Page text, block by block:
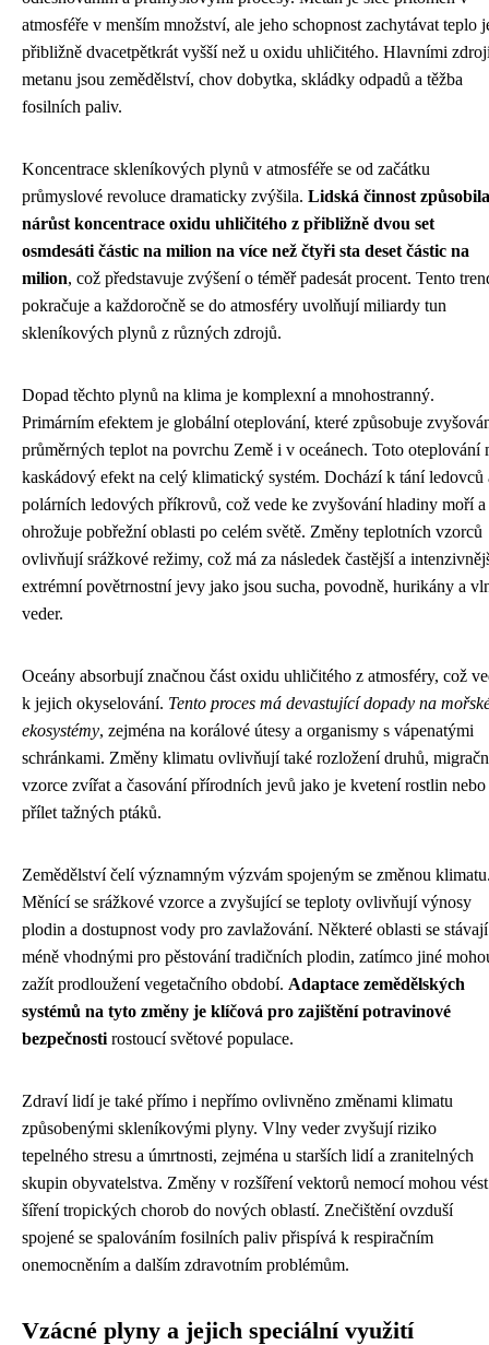
atmosféře v menším množství, ale jeho schopnost zachytávat teplo
přibližně dvacetpětkrát vyšší než u oxidu uhličitého. Hlavními
metanu jsou zemědělství, chov dobytka, skládky odpadů a těžba
fosilních paliv.
Koncentrace skleníkových plynů v atmosféře se od začátku
průmyslové revoluce dramaticky zvýšila. Lidská činnost způsobila
nárůst koncentrace oxidu uhličitého z přibližně dvou set
osmdesáti částic na milion na více než čtyři sta deset částic na
milion, což představuje zvýšení o téměř padesát procent. Tento
pokračuje a každoročně se do atmosféry uvolňují miliardy tun
skleníkových plynů z různých zdrojů.
Dopad těchto plynů na klima je komplexní a mnohostranný.
Primárním efektem je globální oteplování, které způsobuje
průměrných teplot na povrchu Země i v oceánech. Toto oteplování
kaskádový efekt na celý klimatický systém. Dochází k tání ledovců
polárních ledových příkrovů, což vede ke zvyšování hladiny moří a
ohrožuje pobřežní oblasti po celém světě. Změny teplotních vzorců
ovlivňují srážkové režimy, což má za následek častější a
extrémní povětrnostní jevy jako jsou sucha, povodně, hurikány a
veder.
Oceány absorbují značnou část oxidu uhličitého z atmosféry, což
k jejich okyselování. Tento proces má devastující dopady na
ekosystémy, zejména na korálové útesy a organismy s vápenatými
schránkami. Změny klimatu ovlivňují také rozložení druhů,
vzorce zvířat a časování přírodních jevů jako je kvetení rostlin nebo
přílet tažných ptáků.
Zemědělství čelí významným výzvám spojeným se změnou
Měnící se srážkové vzorce a zvyšující se teploty ovlivňují výnosy
plodin a dostupnost vody pro zavlažování. Některé oblasti se stávají
méně vhodnými pro pěstování tradičních plodin, zatímco jiné
zažít prodloužení vegetačního období. Adaptace zemědělských
systémů na tyto změny je klíčová pro zajištění potravinové
bezpečnosti rostoucí světové populace.
Zdraví lidí je také přímo i nepřímo ovlivněno změnami klimatu
způsobenými skleníkovými plyny. Vlny veder zvyšují riziko
tepelného stresu a úmrtnosti, zejména u starších lidí a zranitelných
skupin obyvatelstva. Změny v rozšíření vektorů nemocí mohou
šíření tropických chorob do nových oblastí. Znečištění ovzduší
spojené se spalováním fosilních paliv přispívá k respiračním
onemocněním a dalším zdravotním problémům.
Vzácné plyny a jejich speciální využití